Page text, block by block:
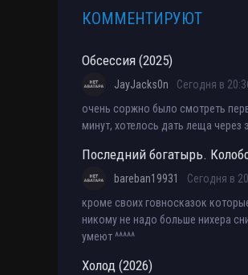
КОММЕНТИРУЮТ
Обсессия (2025)
JayJacks0n
Сегодня в
очень соржно было смотреть
минут, хотелось дать леща через
Последний богатырь.
bareban19931
Сегодня в
кроме своих говносказок
никому не надо больше нихера
умеют ^^^^^
Холод (2026)